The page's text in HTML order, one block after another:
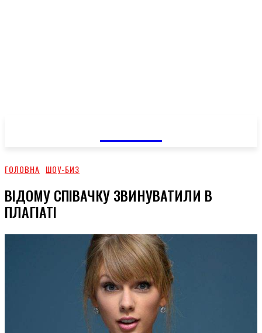
ГОЛОВНА ШОУ-БИЗ
ВІДОМУ СПІВАЧКУ ЗВИНУВАТИЛИ В
ПЛАГІАТІ